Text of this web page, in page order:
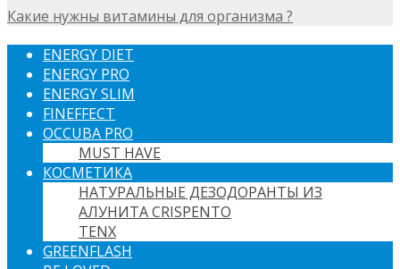
Какие нужны витамины для организма ?
ENERGY DIET
ENERGY PRO
ENERGY SLIM
FINEFFECT
OCCUBA PRO
MUST HAVE
КОСМЕТИКА
НАТУРАЛЬНЫЕ ДЕЗОДОРАНТЫ ИЗ
АЛУНИТА CRISPENTO
TENX
GREENFLASH